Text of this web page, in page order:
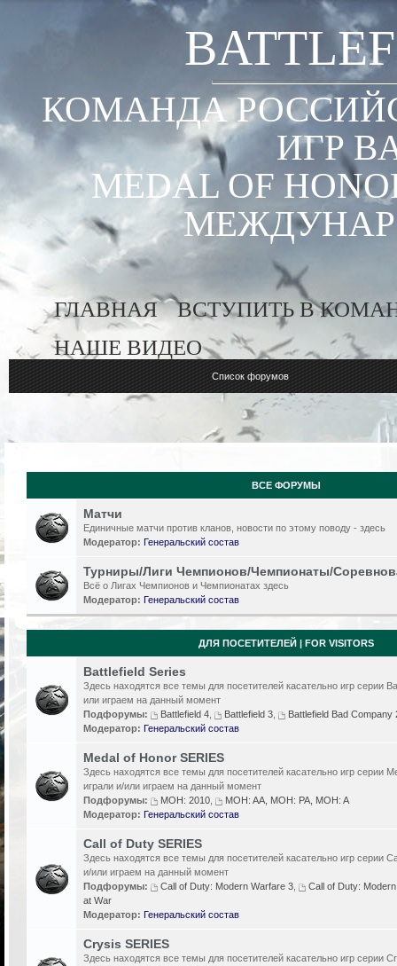
КОМАНДА
ИГР
MEDAL OF
ГЛАВНАЯ
ВСТУПИТЬ В
НАШЕ ВИДЕО
Список форумов
ВСЕ ФОРУМЫ
Матчи
Единичные матчи против кланов, новости по этому поводу - здесь
Модератор: Генеральский состав
Турниры/Лиги Чемпионов/Чемпионаты/
Всё о Лигах Чемпионов и Чемпионатах здесь
Модератор: Генеральский состав
ДЛЯ ПОСЕТИТЕЛЕЙ | FOR VISITORS
Battlefield Series
Здесь находятся все темы для посетителей касательно игр серии
или играем на данный момент
Подфорумы:
Battlefield 4 Battlefield 3
Battlefield Bad Company
Модератор: Генеральский состав
Medal of Honor SERIES
Здесь находятся все темы для посетителей касательно игр серии
играли и/или играем на данный момент
Подфорумы:
MOH: 2010
MOH: AA, MOH: PA, MOH: A
Модератор: Генеральский состав
Call of Duty SERIES
Здесь находятся все темы для посетителей касательно игр серии
и/или играем на данный момент
Подфорумы:
Call of Duty: Modern Warfare 3
Call of Duty:
at War
Модератор: Генеральский состав
Crysis SERIES
Здесь находятся все темы для посетителей касательно игр серии